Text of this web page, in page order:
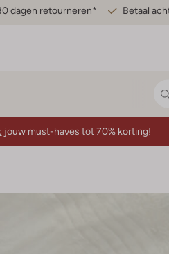
dagen retourneren* Betaal
jouw must-haves tot 70% korting!